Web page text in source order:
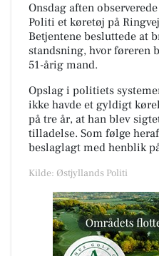
Onsdag aften
Politi et køretøj på
Betjentene besluttede at
standsning, hvor føreren
51-årig mand.
Opslag i politiets
ikke havde et gyldigt
på tre år, at han blev
tilladelse. Som følge
beslaglagt med henblik
Kilde: Østjyllands Politi